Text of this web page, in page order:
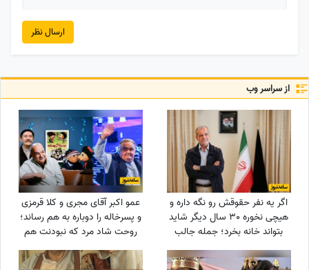
ارسال نظر
از سراسر وب
اگر یه نفر حقوقش رو نگه داره و
هیچی نخوره 30 سال دیگر شاید
بتواند خانه بخرد؛ جمله جالب
پزشکیان که بار دیگر دست به
دست می‌شود
عمو اکبر آقای مجری و کلا قرمزی
و پسرخاله را دوباره به هم رساند؛
روحت شاد مرد که نبودنت هم
خیر و برکت دارد